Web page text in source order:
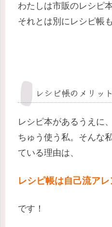
わたしは市販のレシピ
それとは別にレシピ帳
レシピ帳のメリット
レシピ本があるうえに
ちゅう使う私。そんな
ている理由は、
レシピ帳は自己流ア
です！